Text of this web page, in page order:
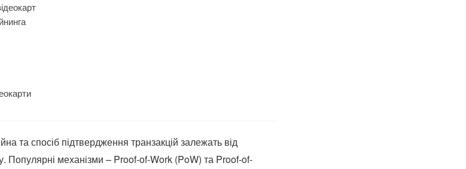
та спосіб підтвердження транзакцій залежать від
Популярні механізми – Proof-of-Work (PoW) та Proof-of-